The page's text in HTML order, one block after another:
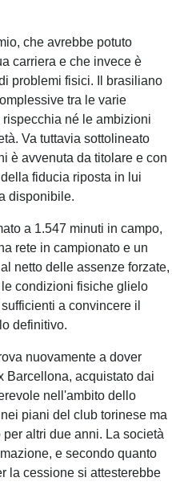
che avrebbe potuto
carriera e che invece è
problemi fisici. Il brasiliano
tra le varie
né le ambizioni
Va tuttavia sottolineato
è avvenuta da titolare e con
fiducia riposta in lui
disponibile.
a 1.547 minuti in campo,
rete in campionato e un
netto delle assenze forzate,
condizioni fisiche glielo
a convincere il
definitivo.
nuovamente a dover
Barcellona, acquistato dai
nell'ambito dello
piani del club torinese ma
altri due anni. La società
e secondo quanto
la cessione si attesterebbe